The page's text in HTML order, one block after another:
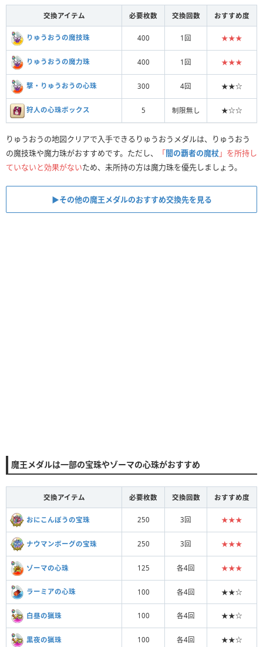
交換アイテム 必要枚数 交換回数 おすすめ度
りゅうおうの魔技珠 400 1回 ★★★
りゅうおうの魔力珠 400 1回 ★★★
撃・りゅうおうの心珠 300 4回 ★★☆
狩人の心珠ボックス 5 制限無し ★☆☆
りゅうおうの地図クリアで入手できるりゅうおうメダルは、りゅうおう
の魔技珠や魔力珠がおすすめです。ただし、
「闇の覇者の魔杖」を所持し
ていないと効果がないため、未所持の方は魔力珠を優先しましょう。
▶︎その他の魔王メダルのおすすめ交換先を見る
魔王メダルは一部の宝珠やゾーマの心珠がおすすめ
交換アイテム 必要枚数 交換回数 おすすめ度
おにこんぼうの宝珠 250 3回 ★★★
ナウマンボーグの宝珠 250 3回 ★★★
ゾーマの心珠 125 各4回 ★★★
ラーミアの心珠 100 各4回 ★★☆
白昼の猟珠 100 各4回 ★★☆
黒夜の猟珠 100 各4回 ★★☆